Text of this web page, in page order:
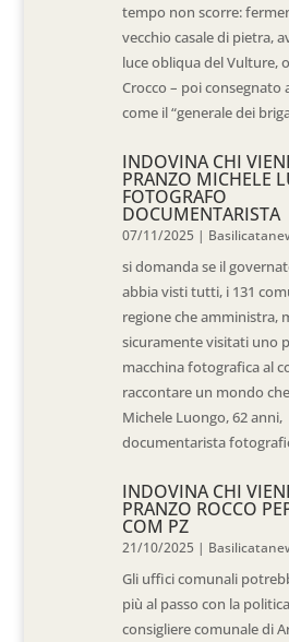
tempo non scorre:
vecchio casale di pietra,
luce obliqua del Vulture,
Crocco – poi consegnato
come il “generale dei
INDOVINA CHI
PRANZO MICHELE
FOTOGRAFO
DOCUMENTARISTA
07/11/2025 |
si domanda se il
abbia visti tutti, i 131
regione che amministra,
sicuramente visitati uno
macchina fotografica al
raccontare un mondo
Michele Luongo, 62 anni,
documentarista
INDOVINA CHI
PRANZO ROCCO
COM PZ
21/10/2025 |
Gli uffici comunali
più al passo con la
consigliere comunale di